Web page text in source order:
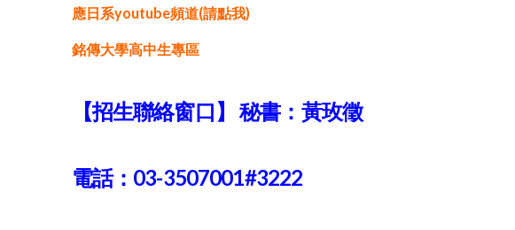
應日系youtube頻道(請點我)
銘傳大學高中生專區
【招生聯絡窗口】秘書：黃玫徵
電話：03-3507001#3222